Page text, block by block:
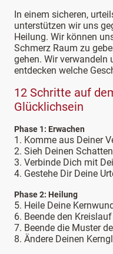
In einem sicheren,
unterstützen wir uns
Heilung. Wir können
Schmerz Raum zu
gehen. Wir verwandeln
entdecken welche
12 Schritte auf
Glücklichsein
Phase 1: Erwachen
1. Komme aus Deiner
2. Sieh Deinen Schatten
3. Verbinde Dich mit
4. Gestehe Dir Deine
Phase 2: Heilung
5. Heile Deine
6. Beende den
7. Beende die Muster
8. Ändere Deinen